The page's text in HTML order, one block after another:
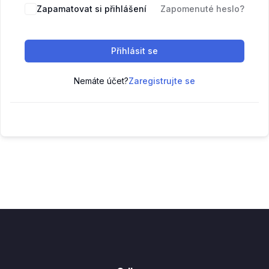
Zapamatovat si přihlášení Zapomenuté heslo?
Přihlásit se
Nemáte účet?Zaregistrujte se